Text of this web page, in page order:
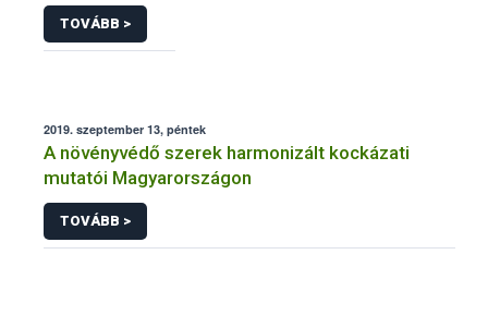
TOVÁBB >
2019. szeptember 13, péntek
A növényvédő szerek harmonizált kockázati
mutatói Magyarországon
TOVÁBB >